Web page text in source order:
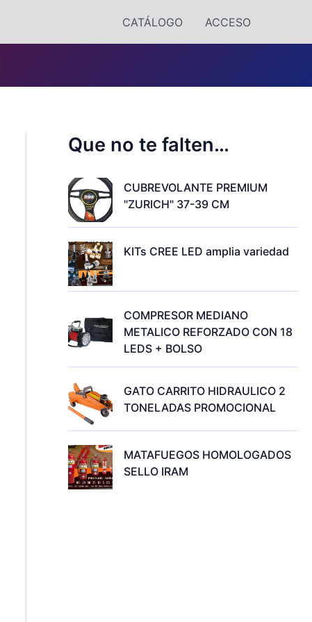
CATÁLOGO ACCESO
Que no te falten…
CUBREVOLANTE PREMIUM
"ZURICH" 37-39 CM
KITs CREE LED amplia variedad
COMPRESOR MEDIANO
METALICO REFORZADO CON 18
LEDS + BOLSO
GATO CARRITO HIDRAULICO 2
TONELADAS PROMOCIONAL
MATAFUEGOS HOMOLOGADOS
SELLO IRAM